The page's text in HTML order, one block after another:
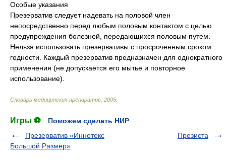
Особые указания
Презерватив следует надевать на половой член
непосредственно перед любым половым контактом с целью
предупреждения болезней, передающихся половым путем.
Нельзя использовать презервативы с просроченным сроком
годности. Каждый презерватив предназначен для однократного
применения (не допускается его мытье и повторное
использование).
Словарь медицинских препаратов 2005
Игры ⚽
Поможем сделать НИР
Презерватив «Иннотекс
Большой Размер»
Презиста